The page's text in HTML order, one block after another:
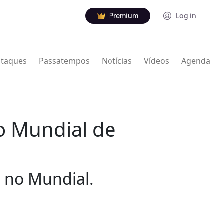
Premium Log in
Passatempos Notícias Vídeos Agenda
Mundial de
no Mundial.